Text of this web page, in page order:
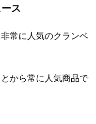
ス
常に人気のクランベ
から常に人気商品で